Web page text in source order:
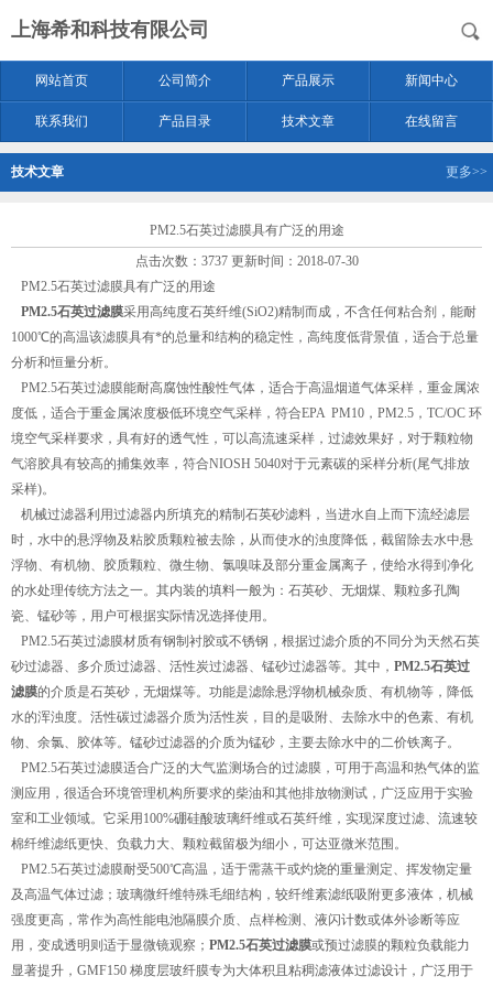
上海希和科技有限公司
网站首页 公司简介 产品展示 新闻中心
联系我们 产品目录 技术文章 在线留言
技术文章 更多>>
PM2.5石英过滤膜具有广泛的用途
点击次数：3737 更新时间：2018-07-30
PM2.5石英过滤膜具有广泛的用途
PM2.5石英过滤膜采用高纯度石英纤维(SiO2)精制而成，不含任何粘合剂，能耐
1000℃的高温该滤膜具有*的总量和结构的稳定性，高纯度低背景值，适合于总量
分析和恒量分析。
PM2.5石英过滤膜能耐高腐蚀性酸性气体，适合于高温烟道气体采样，重金属浓
度低，适合于重金属浓度极低环境空气采样，符合EPA PM10，PM2.5，TC/OC 环
境空气采样要求，具有好的透气性，可以高流速采样，过滤效果好，对于颗粒物
气溶胶具有较高的捕集效率，符合NIOSH 5040对于元素碳的采样分析(尾气排放
采样)。
机械过滤器利用过滤器内所填充的精制石英砂滤料，当进水自上而下流经滤层
时，水中的悬浮物及粘胶质颗粒被去除，从而使水的浊度降低，截留除去水中悬
浮物、有机物、胶质颗粒、微生物、氯嗅味及部分重金属离子，使给水得到净化
的水处理传统方法之一。其内装的填料一般为：石英砂、无烟煤、颗粒多孔陶
瓷、锰砂等，用户可根据实际情况选择使用。
PM2.5石英过滤膜材质有钢制衬胶或不锈钢，根据过滤介质的不同分为天然石英
砂过滤器、多介质过滤器、活性炭过滤器、锰砂过滤器等。其中， PM2.5石英过
滤膜的介质是石英砂，无烟煤等。功能是滤除悬浮物机械杂质、有机物等，降低
水的浑浊度。活性碳过滤器介质为活性炭，目的是吸附、去除水中的色素、有机
物、余氯、胶体等。锰砂过滤器的介质为锰砂，主要去除水中的二价铁离子。
PM2.5石英过滤膜适合广泛的大气监测场合的过滤膜，可用于高温和热气体的监
测应用，很适合环境管理机构所要求的柴油和其他排放物测试，广泛应用于实验
室和工业领域。它采用100%硼硅酸玻璃纤维或石英纤维，实现深度过滤、流速较
棉纤维滤纸更快、负载力大、颗粒截留极为细小，可达亚微米范围。
PM2.5石英过滤膜耐受500℃高温，适于需蒸干或灼烧的重量测定、挥发物定量
及高温气体过滤；玻璃微纤维特殊毛细结构，较纤维素滤纸吸附更多液体，机械
强度更高，常作为高性能电池隔膜介质、点样检测、液闪计数或体外诊断等应
用，变成透明则适于显微镜观察； PM2.5石英过滤膜或预过滤膜的颗粒负载能力
显著提升，GMF150 梯度层玻纤膜专为大体积且粘稠滤液体过滤设计，广泛用于